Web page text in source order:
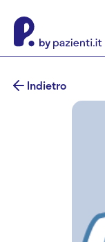
Indietro